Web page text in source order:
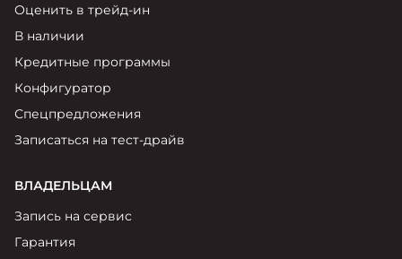
Оценить в трейд-ин
В наличии
Кредитные программы
Конфигуратор
Спецпредложения
Записаться на тест-драйв
ВЛАДЕЛЬЦАМ
Запись на сервис
Гарантия